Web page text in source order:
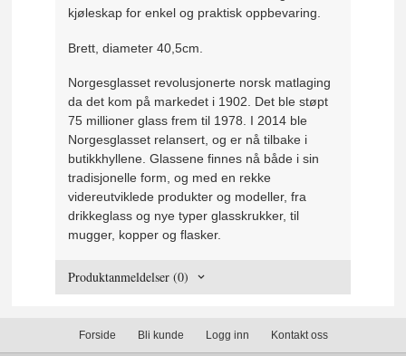
kjøleskap for enkel og praktisk oppbevaring.
Brett, diameter 40,5cm.
Norgesglasset revolusjonerte norsk matlaging
da det kom på markedet i 1902. Det ble støpt
75 millioner glass frem til 1978. I 2014 ble
Norgesglasset relansert, og er nå tilbake i
butikkhyllene. Glassene finnes nå både i sin
tradisjonelle form, og med en rekke
videreutviklede produkter og modeller, fra
drikkeglass og nye typer glasskrukker, til
mugger, kopper og flasker.
Produktanmeldelser (0)
Forside Bli kunde Logg inn Kontakt oss